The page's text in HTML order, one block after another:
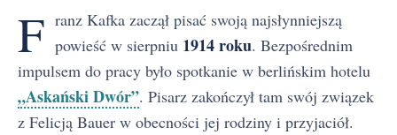
F ranz Kafka zaczął pisać swoją najsłynniejszą
powieść w sierpniu 1914 roku. Bezpośrednim
impulsem do pracy było spotkanie w berlińskim hotelu
„Askański Dwór”. Pisarz zakończył tam swój związek
z Felicją Bauer w obecności jej rodziny i przyjaciół.